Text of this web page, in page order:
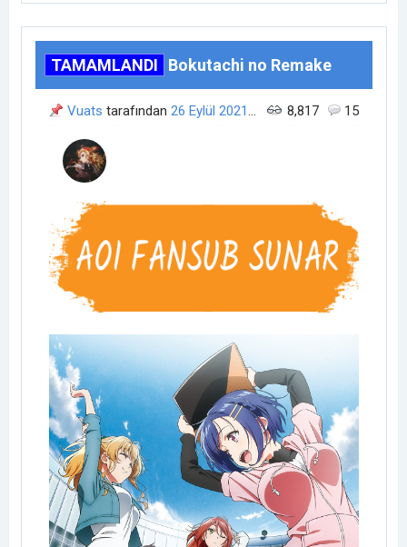
TAMAMLANDI Bokutachi no Remake
15
8,817
Vuats tarafından 26 Eylül 2021 17:19 zamanında açıldı.